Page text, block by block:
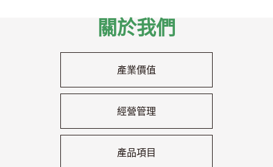
關於我們
產業價值
經營管理
產品項目